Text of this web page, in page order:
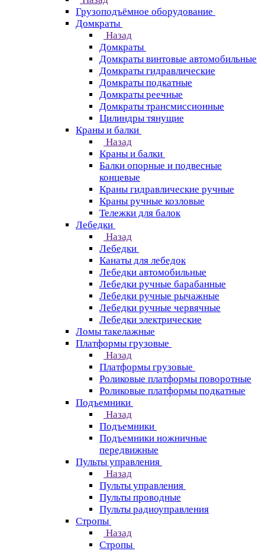
Грузоподъёмное оборудование
Домкраты
Назад
Домкраты
Домкраты винтовые автомобильные
Домкраты гидравлические
Домкраты подкатные
Домкраты реечные
Домкраты трансмиссионные
Цилиндры тянущие
Краны и балки
Назад
Краны и балки
Балки опорные и подвесные
концевые
Краны гидравлические ручные
Краны ручные козловые
Тележки для балок
Лебедки
Назад
Лебедки
Канаты для лебедок
Лебедки автомобильные
Лебедки ручные барабанные
Лебедки ручные рычажные
Лебедки ручные червячные
Лебедки электрические
Ломы такелажные
Платформы грузовые
Назад
Платформы грузовые
Роликовые платформы поворотные
Роликовые платформы подкатные
Подъемники
Назад
Подъемники
Подъемники ножничные
передвижные
Пульты управления
Назад
Пульты управления
Пульты проводные
Пульты радиоуправления
Стропы
Назад
Стропы